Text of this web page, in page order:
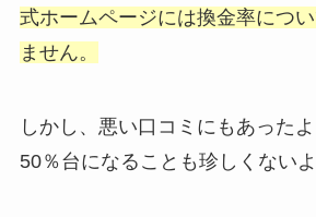
式ホームページには換金率につ
ません。
しかし、悪い口コミにもあった
50％台になることも珍しくないよ